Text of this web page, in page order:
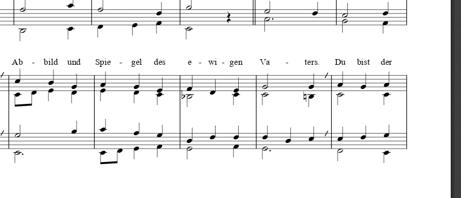
Ab bild
- und Spie gel
- des e wi
- gen
- Va ters.
- Du bist der



 




 
  
 
 
   
 
 
 
 
  
 
 


  



 

  
 
 

 



   



